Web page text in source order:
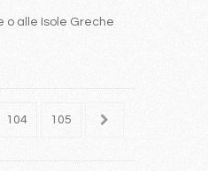
o alle Isole Greche
104 105 106